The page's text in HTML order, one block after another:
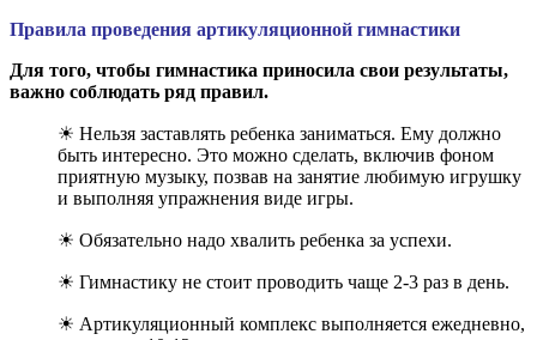
Правила проведения артикуляционной гимнастики
Для того, чтобы гимнастика приносила свои результаты,
важно соблюдать ряд правил.
☀ Нельзя заставлять ребенка заниматься. Ему должно
быть интересно. Это можно сделать, включив фоном
приятную музыку, позвав на занятие любимую игрушку
и выполняя упражнения виде игры.
☀ Обязательно надо хвалить ребенка за успехи.
☀ Гимнастику не стоит проводить чаще 2-3 раз в день.
☀ Артикуляционный комплекс выполняется ежедневно,